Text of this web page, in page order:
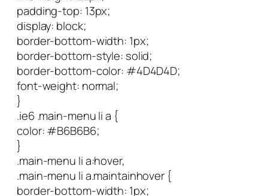
padding-top: 13px;
display: block;
border-bottom-width: 1px;
border-bottom-style: solid;
border-bottom-color: #4D4D4D;
font-weight: normal;
}
.ie6 .main-menu li a {
color: #B6B6B6;
}
.main-menu li a:hover,
.main-menu li a.maintainhover {
border-bottom-width: 1px;